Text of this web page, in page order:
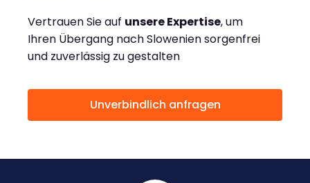
Vertrauen Sie auf unsere Expertise, um
Ihren Übergang nach Slowenien sorgenfrei
und zuverlässig zu gestalten
Unverbindlich anfragen